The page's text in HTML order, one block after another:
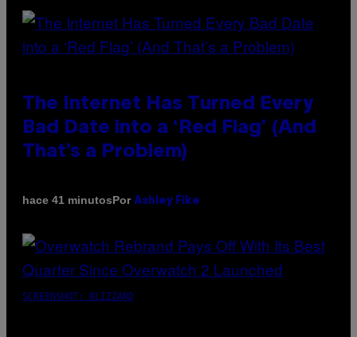
The Internet Has Turned Every
Bad Date into a ‘Red Flag’ (And
That’s a Problem)
hace 41 minutosPor Ashley Fike
SCREENSHOT: BLIZZARD